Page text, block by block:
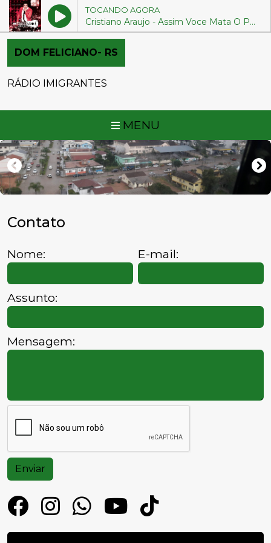
TOCANDO AGORA
Cristiano Araujo - Assim Voce Mata O Papai
DOM FELICIANO- RS
RÁDIO IMIGRANTES
MENU
Contato
Nome: E-mail:
Assunto:
Mensagem:
Enviar